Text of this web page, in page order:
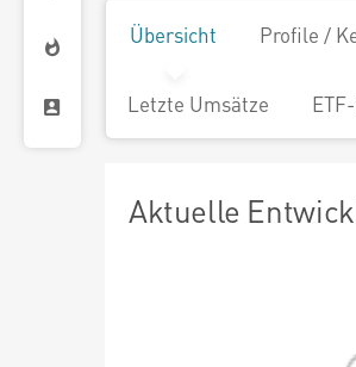
Übersicht Profile /
Letzte Umsätze
Aktuelle